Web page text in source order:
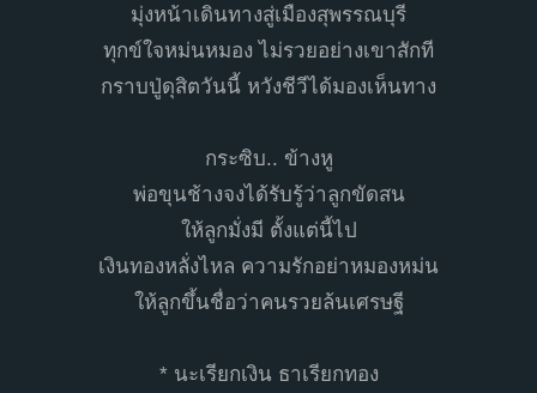
มุ่งหน้าเดินทางสู่เมืองสุพรรณบุรี
ทุกข์ใจหม่นหมอง ไม่รวยอย่างเขาสักที
กราบปู่ดุสิตวันนี้ หวังชีวีได้มองเห็นทาง
กระซิบ.. ข้างหู
พ่อขุนช้างจงได้รับรู้ว่าลูกขัดสน
ให้ลูกมั่งมี ตั้งแต่นี้ไป
เงินทองหลั่งไหล ความรักอย่าหมองหม่น
ให้ลูกขึ้นชื่อว่าคนรวยล้นเศรษฐี
* นะเรียกเงิน ธาเรียกทอง